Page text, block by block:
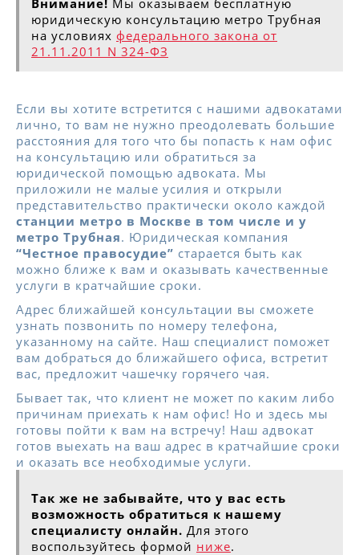
юридическую консультацию метро Трубная
на условиях федерального закона от
21.11.2011 N 324-ФЗ
Если вы хотите встретится с нашими адвокатами
лично, то вам не нужно преодолевать большие
расстояния для того что бы попасть к нам офис
на консультацию или обратиться за
юридической помощью адвоката. Мы
приложили не малые усилия и открыли
представительство практически около каждой
станции метро в Москве в том числе и у
метро Трубная. Юридическая компания
“Честное правосудие” старается быть как
можно ближе к вам и оказывать качественные
услуги в кратчайшие сроки.
Адрес ближайшей консультации вы сможете
узнать позвонить по номеру телефона,
указанному на сайте. Наш специалист поможет
вам добраться до ближайшего офиса, встретит
вас, предложит чашечку горячего чая.
Бывает так, что клиент не может по каким либо
причинам приехать к нам офис! Но и здесь мы
готовы пойти к вам на встречу! Наш адвокат
готов выехать на ваш адрес в кратчайшие сроки
и оказать все необходимые услуги.
Так же не забывайте, что у вас есть
возможность обратиться к нашему
специалисту онлайн. Для этого
воспользуйтесь формой ниже.